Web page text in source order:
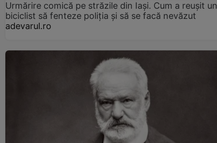
Urmărire comică pe străzile din Iași. Cum a reușit un
biciclist să fenteze poliția și să se facă nevăzut
adevarul.ro